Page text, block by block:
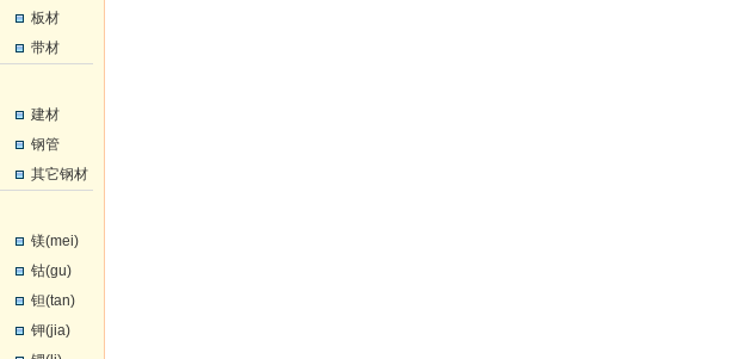
板材
带材
建材
钢管
其它钢材
镁(mei)
钴(gu)
钽(tan)
钾(jia)